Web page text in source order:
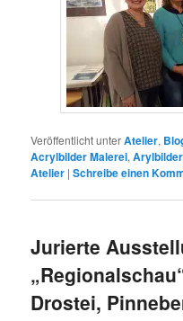
Veröffentlicht unterAtelier,
Acrylbilder Malerei,Arylbilder
Atelier |Schreibe einen
Jurierte
Drostei,